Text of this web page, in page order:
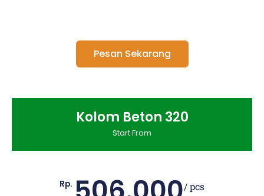
Pesan Sekarang
Kolom Beton 320
Start From
Rp. / pcs